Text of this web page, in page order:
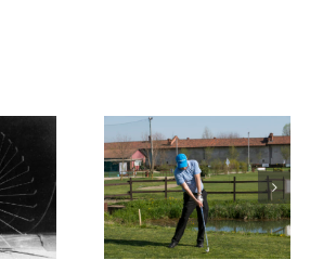
Problemi di distanza